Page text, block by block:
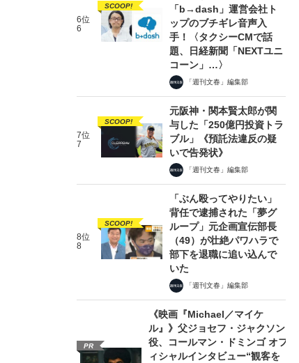
6位
6
SCOOP!
「b→dash」運営会社ト
ップのブチギレ音声入
手！〈タクシーCMで話
題、日経新聞「NEXTユニ
コーン」…〉
「週刊文春」編集部
7位
7
SCOOP!
元阪神・関本賢太郎が関
与した「250億円投資トラ
ブル」《預託法違反の疑
いで告発状》
「週刊文春」編集部
8位
8
SCOOP!
「ぶん殴ってやりたい」
背任で逮捕された「夢グ
ループ」元企画宣伝部長
（49）が壮絶パワハラで
部下を退職に追い込んで
いた
「週刊文春」編集部
PR
《映画『Michael／マイケ
ル』》父ジョセフ・ジャクソン
役、コールマン・ドミンゴ オフ
ィシャルインタビュー“観客を